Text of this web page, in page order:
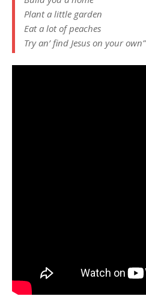
Plant a little garden
Eat a lot of peaches
Try an’ find Jesus on your own”